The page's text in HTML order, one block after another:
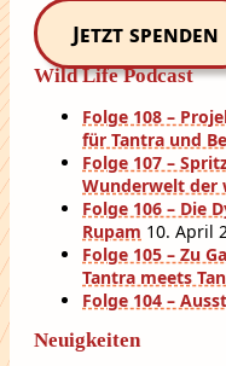
Jetzt spenden
Wild Life Podcast
Folge 108 –
für Tantra und
Folge 107 –
Wunderwelt der
Folge 106 – Die
Rupam 10. April
Folge 105 – Zu
Tantra meets
Folge 104 –
Neuigkeiten